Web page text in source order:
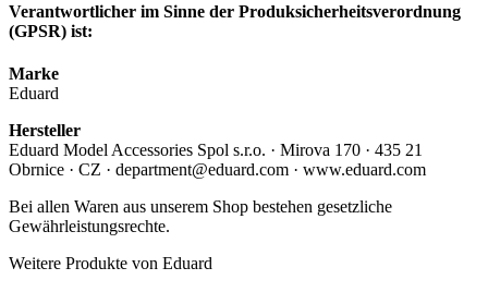
Verantwortlicher im Sinne der Produksicherheitsverordnung
(GPSR) ist:
Marke
Eduard
Hersteller
Eduard Model Accessories Spol s.r.o. · Mirova 170 · 435 21
Obrnice · CZ · department@eduard.com · www.eduard.com
Bei allen Waren aus unserem Shop bestehen gesetzliche
Gewährleistungsrechte.
Weitere Produkte von Eduard